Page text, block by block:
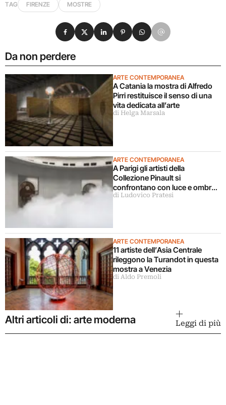
TAG FIRENZE MOSTRE
Da non perdere
ARTE CONTEMPORANEA
A Catania la mostra di Alfredo
Pirri restituisce il senso di una
vita dedicata all’arte
di Helga Marsala
ARTE CONTEMPORANEA
A Parigi gli artisti della
Collezione Pinault si
confrontano con luce e ombra
in una grande mostra
di Ludovico Pratesi
ARTE CONTEMPORANEA
11 artiste dell’Asia Centrale
rileggono la Turandot in questa
mostra a Venezia
di Aldo Premoli
Condividi su Facebook
Condividi su X
Condividi su LinkedIn
Condividi su Pinterest
Condividi su WhatsApp
Condividi su Email
Altri articoli di: arte moderna Leggi di più